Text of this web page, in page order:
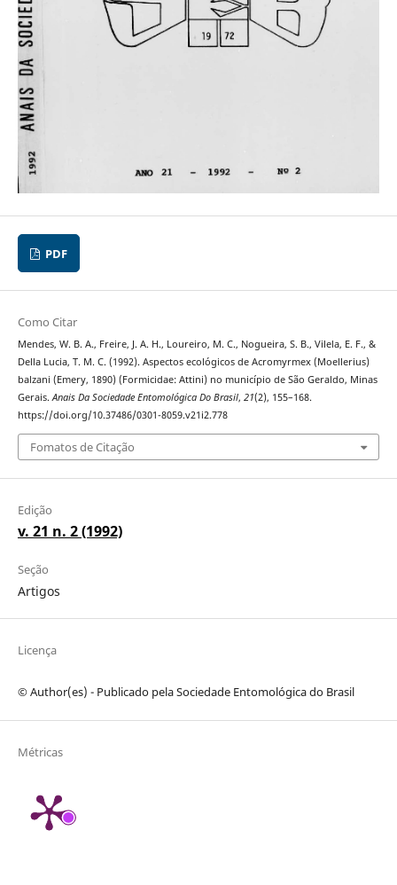
PDF
Como Citar
Mendes, W. B. A., Freire, J. A. H., Loureiro, M. C., Nogueira, S. B., Vilela, E. F., &
Della Lucia, T. M. C. (1992). Aspectos ecológicos de Acromyrmex (Moellerius)
balzani (Emery, 1890) (Formicidae: Attini) no município de São Geraldo, Minas
Gerais.Anais Da Sociedade Entomológica Do Brasil, 21(2), 155–168.
https://doi.org/10.37486/0301-8059.v21i2.778
Fomatos de Citação
Edição
v. 21 n. 2 (1992)
Seção
Artigos
Licença
© Author(es) - Publicado pela Sociedade Entomológica do Brasil
Métricas